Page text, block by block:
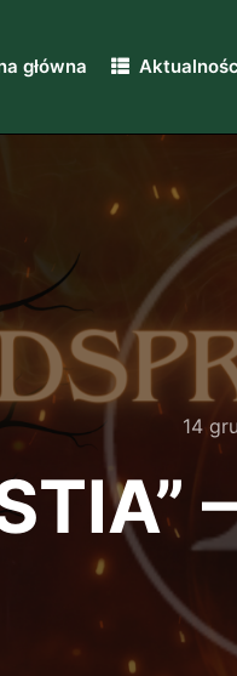
główna
14